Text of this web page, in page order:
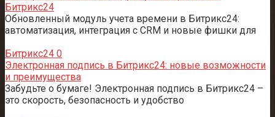
Битрикс24
Обновленный модуль учета времени в Битрикс24:
автоматизация, интеграция с CRM и новые фишки для
Битрикс24 0
Электронная подпись в Битрикс24: новые возможности
и преимущества
Забудьте о бумаге! Электронная подпись в Битрикс24 –
это скорость, безопасность и удобство